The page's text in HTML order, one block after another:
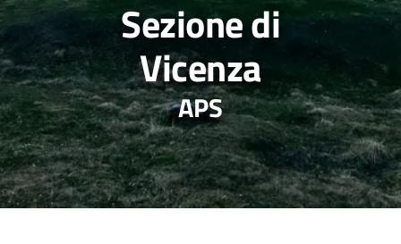
Sezione di
Vicenza
APS